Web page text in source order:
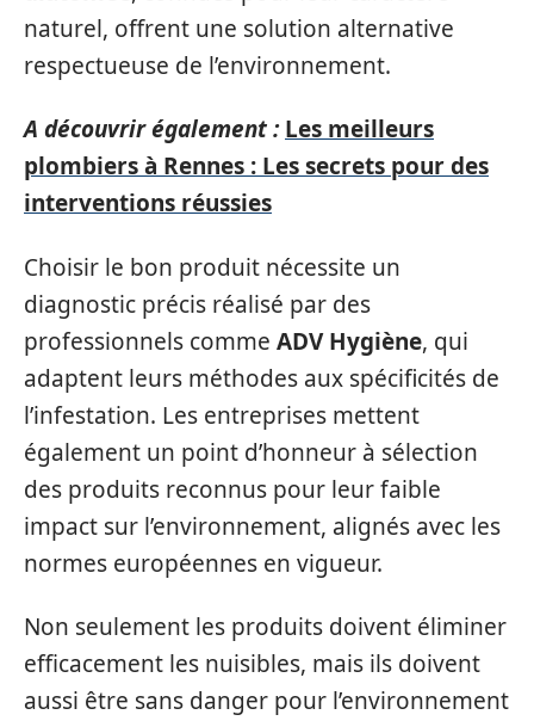
naturel, offrent une solution alternative
respectueuse de l’environnement.
A découvrir également : Les meilleurs
plombiers à Rennes : Les secrets pour des
interventions réussies
Choisir le bon produit nécessite un
diagnostic précis réalisé par des
professionnels comme ADV Hygiène, qui
adaptent leurs méthodes aux spécificités de
l’infestation. Les entreprises mettent
également un point d’honneur à sélection
des produits reconnus pour leur faible
impact sur l’environnement, alignés avec les
normes européennes en vigueur.
Non seulement les produits doivent éliminer
efficacement les nuisibles, mais ils doivent
aussi être sans danger pour l’environnement